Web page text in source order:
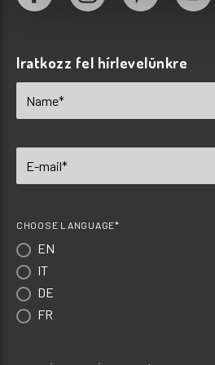
Iratkozz fel hírlevelünkre
CHOOSE LANGUAGE*
EN
IT
DE
FR